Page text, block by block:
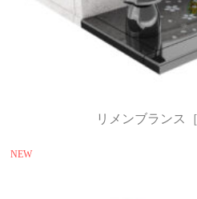
リメンブランス
NEW